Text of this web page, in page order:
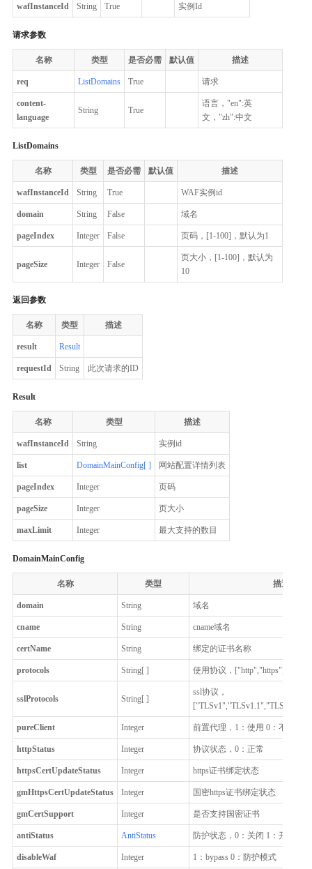
wafInstanceId String True 实例Id
请求参数
名称 类型 是否必需 默认值 描述
req ListDomains True 请求
content-
language
String True
语言，"en":英
文，"zh":中文
ListDomains
名称 类型 是否必需 默认值 描述
wafInstanceId String True WAF实例id
domain String False 域名
pageIndex Integer False 页码，[1-100]，默认为1
pageSize Integer False
页大小，[1-100]，默认为
10
返回参数
名称 类型 描述
result Result
requestId String 此次请求的ID
Result
名称 类型 描述
wafInstanceId String 实例id
list DomainMainConfig[ ] 网站配置详情列表
pageIndex Integer 页码
pageSize Integer 页大小
maxLimit Integer 最大支持的数目
DomainMainConfig
名称 类型 描述
domain String 域名
cname String cname域名
certName String 绑定的证书名称
protocols String[ ] 使用协议，["http","https"]
sslProtocols String[ ]
ssl协议，
pureClient Integer 前置代理，1：使用 0：不使用
httpStatus Integer 协议状态，0：正常
httpsCertUpdateStatus Integer https证书绑定状态
gmHttpsCertUpdateStatus Integer 国密https证书绑定状态
gmCertSupport Integer 是否支持国密证书
antiStatus AntiStatus 防护状态，0：关闭 1：开启
disableWaf Integer 1：bypass 0：防护模式